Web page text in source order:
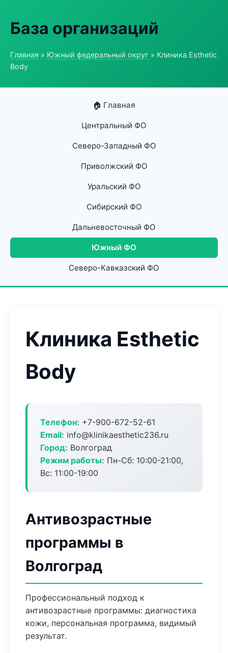
База организаций
Главная » Южный федеральный округ » Клиника Esthetic
Body
🏠 Главная
Центральный ФО
Северо-Западный ФО
Приволжский ФО
Уральский ФО
Сибирский ФО
Дальневосточный ФО
Южный ФО
Северо-Кавказский ФО
Клиника Esthetic
Body
Телефон: +7-900-672-52-61
Email: info@klinikaesthetic236.ru
Город: Волгоград
Режим работы: Пн-Сб: 10:00-21:00,
Вс: 11:00-19:00
Антивозрастные
программы в
Волгоград
Профессиональный подход к
антивозрастные программы: диагностика
кожи, персональная программа, видимый
результат.